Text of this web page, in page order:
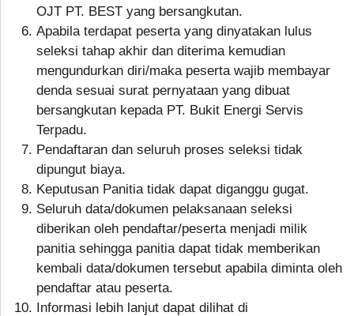
OJT PT. BEST yang bersangkutan.
Apabila terdapat peserta yang dinyatakan lulus
seleksi tahap akhir dan diterima kemudian
mengundurkan diri/maka peserta wajib membayar
denda sesuai surat pernyataan yang dibuat
bersangkutan kepada PT. Bukit Energi Servis
Terpadu.
Pendaftaran dan seluruh proses seleksi tidak
dipungut biaya.
Keputusan Panitia tidak dapat diganggu gugat.
Seluruh data/dokumen pelaksanaan seleksi
diberikan oleh pendaftar/peserta menjadi milik
panitia sehingga panitia dapat tidak memberikan
kembali data/dokumen tersebut apabila diminta oleh
pendaftar atau peserta.
Informasi lebih lanjut dapat dilihat di